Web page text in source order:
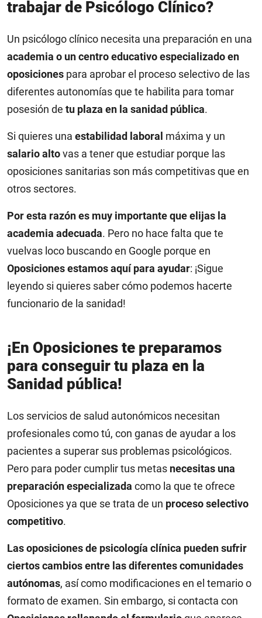
trabajar de Psicólogo Clínico?
Un psicólogo clínico necesita una preparación en una
academia o un centro educativo especializado en
oposiciones para aprobar el proceso selectivo de las
diferentes autonomías que te habilita para tomar
posesión de tu plaza en la sanidad pública.
Si quieres una estabilidad laboral máxima y un
salario altovas a tener que estudiar porque las
oposiciones sanitarias son más competitivas que en
otros sectores.
Por esta razón es muy importante que elijas la
academia adecuada. Pero no hace falta que te
vuelvas loco buscando en Google porque en
Oposiciones estamos aquí para ayudar: ¡Sigue
leyendo si quieres saber cómo podemos hacerte
funcionario de la sanidad!
¡En Oposiciones te preparamos
para conseguir tu plaza en la
Sanidad pública!
Los servicios de salud autonómicos necesitan
profesionales como tú, con ganas de ayudar a los
pacientes a superar sus problemas psicológicos.
Pero para poder cumplir tus metas necesitas una
preparación especializada como la que te ofrece
Oposiciones ya que se trata de un proceso selectivo
competitivo.
Las oposiciones de psicología clínica pueden sufrir
ciertos cambios entre las diferentes comunidades
autónomas, así como modificaciones en el temario o
formato de examen. Sin embargo, si contacta con